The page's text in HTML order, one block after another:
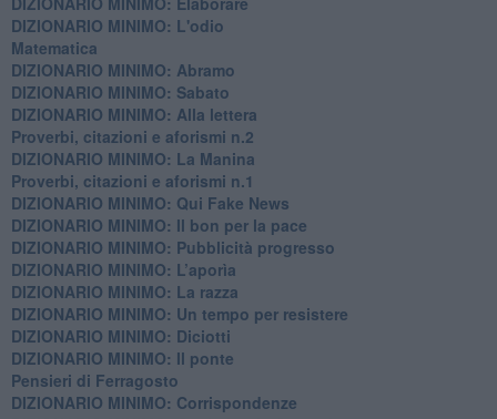
DIZIONARIO MINIMO: L'odio
​Matematica
DIZIONARIO MINIMO: Abramo
DIZIONARIO MINIMO: Sabato
​DIZIONARIO MINIMO: Alla lettera
Proverbi, citazioni e aforismi n.2
DIZIONARIO MINIMO: La Manina
​Proverbi, citazioni e aforismi n.1
DIZIONARIO MINIMO: Qui Fake News
DIZIONARIO MINIMO: ​Il bon per la pace
DIZIONARIO MINIMO: Pubblicità progresso
DIZIONARIO MINIMO: L’aporìa
DIZIONARIO MINIMO: La razza
DIZIONARIO MINIMO: Un tempo per resistere
DIZIONARIO MINIMO: Diciotti
DIZIONARIO MINIMO: Il ponte
Pensieri di Ferragosto
DIZIONARIO MINIMO: Corrispondenze